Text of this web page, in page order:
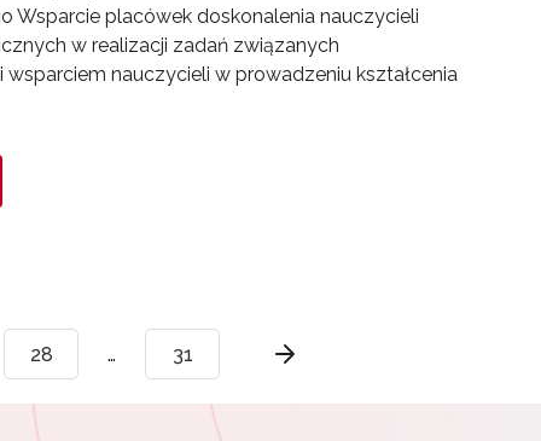
Wsparcie placówek doskonalenia nauczycieli
w realizacji zadań związanych
nauczycieli w prowadzeniu kształcenia
28 … 31